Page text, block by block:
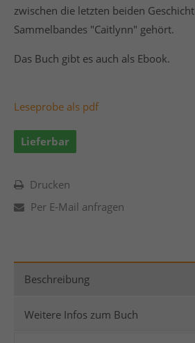
zwischen die letzten beiden
Sammelbandes "Caitlynn" gehört.
Das Buch gibt es auch als Ebook.
Leseprobe als pdf
Lieferbar
Drucken
Per E-Mail anfragen
Beschreibung
Weitere Infos zum Buch